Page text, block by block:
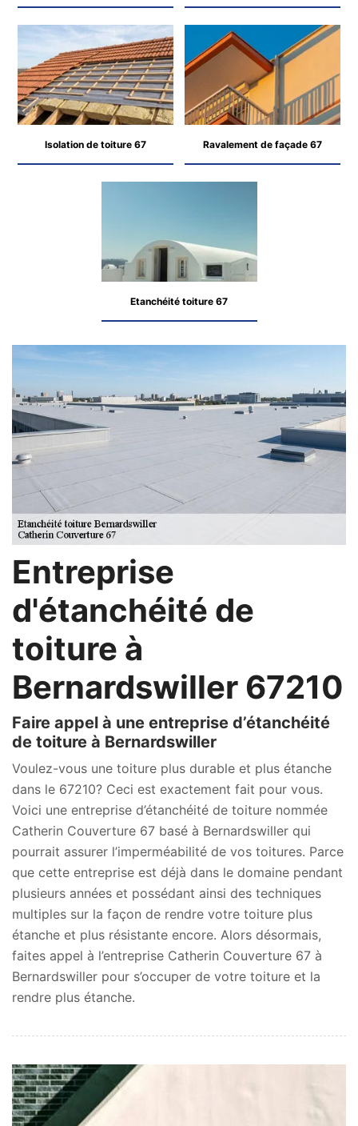
Isolation de toiture 67 Ravalement de façade 67
Etanchéité toiture 67
Entreprise
d'étanchéité de
toiture à
Bernardswiller 67210
Faire appel à une entreprise d’étanchéité
de toiture à Bernardswiller
Voulez-vous une toiture plus durable et plus étanche
dans le 67210? Ceci est exactement fait pour vous.
Voici une entreprise d’étanchéité de toiture nommée
Catherin Couverture 67 basé à Bernardswiller qui
pourrait assurer l’imperméabilité de vos toitures. Parce
que cette entreprise est déjà dans le domaine pendant
plusieurs années et possédant ainsi des techniques
multiples sur la façon de rendre votre toiture plus
étanche et plus résistante encore. Alors désormais,
faites appel à l’entreprise Catherin Couverture 67 à
Bernardswiller pour s’occuper de votre toiture et la
rendre plus étanche.